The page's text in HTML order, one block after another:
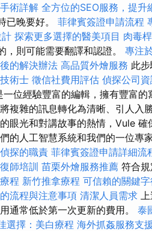
術詳解 全方位的SEO服務，提升
已晚要好。 菲律賓簽證申請流程
探索更多選擇的醫美項目 肉毒
，則可能需要翻譯和認證。 專注
的解決辦法 高品質外燴服務 此
術士 徵信社費用評估 偵探公司
位經驗豐富的編輯，擁有豐富
複雜的訊息轉化為清晰、引人入
眼光和對講故事的熱情，Vule
的人工智慧系統和我們的一位專
偵探的職責 菲律賓簽證申請詳細流
師培訓 苗栗外燴服務推薦 符合規
程 新竹推拿療程 可信賴的關鍵
流程與注意事項 清潔人員需求
通常低於第一次更新的費用。 泰
選擇：美白療程 海外抓姦服務支